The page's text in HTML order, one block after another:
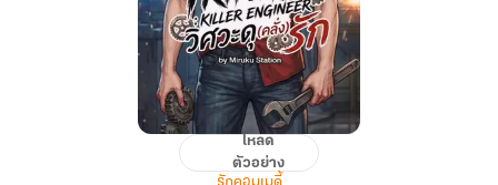
TRINITY
KILLER
โหลด
ตัวอย่าง